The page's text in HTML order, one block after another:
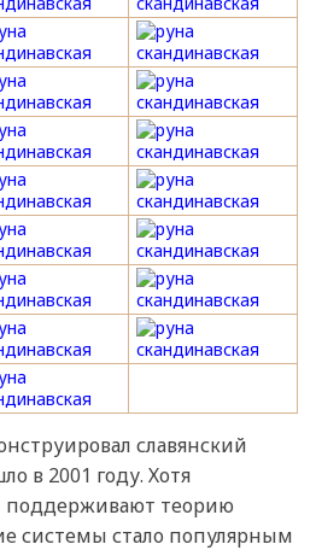
славянский
в 2001 году. Хотя
поддерживают теорию
системы стало популярным